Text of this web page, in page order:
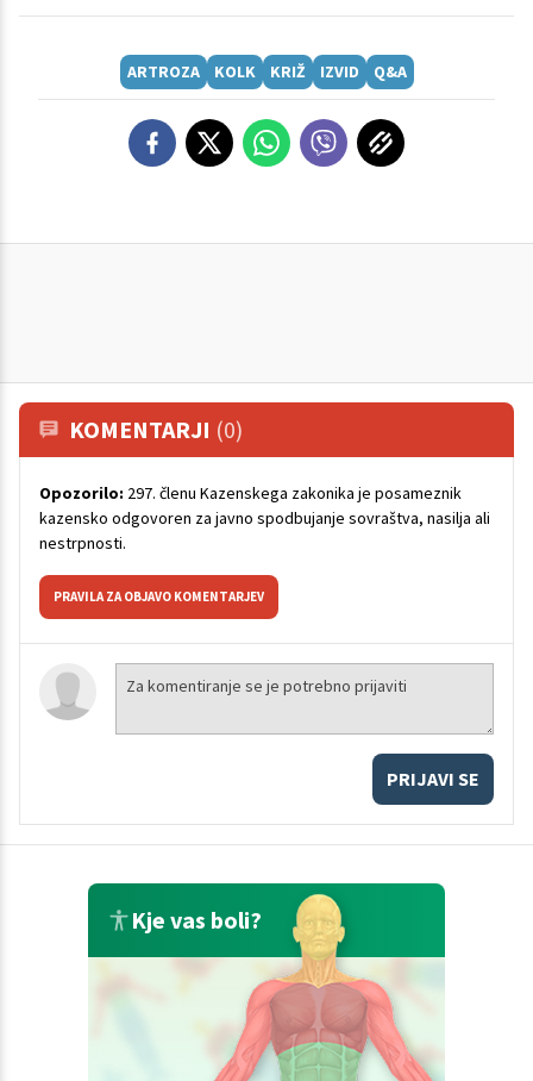
ARTROZA KOLK KRIŽ IZVID Q&A
KOMENTARJI (0)
Opozorilo: 297. členu Kazenskega zakonika je posameznik
kazensko odgovoren za javno spodbujanje sovraštva, nasilja ali
nestrpnosti.
PRAVILA ZA OBJAVO KOMENTARJEV
PRIJAVI SE
Kje vas boli?